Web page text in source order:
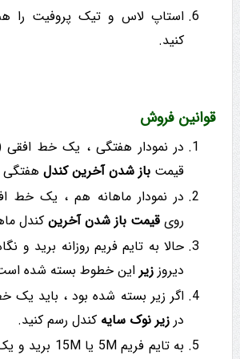
کنید.
قوانین فروش
در نمودار هفتگی ، یک خط
قیمت باز شدن آخرین کندلهفتگی
در نمودار ماهانه هم ، یک خط
روی قیمت باز شدن آخرینکندل
حالا به تایم فریم روزانه برید و
دیروز زیراین خطوط بسته شده
اگر زیر بسته شده بود ، باید یک
در زیر نوک سایه کندل رسم کنید.